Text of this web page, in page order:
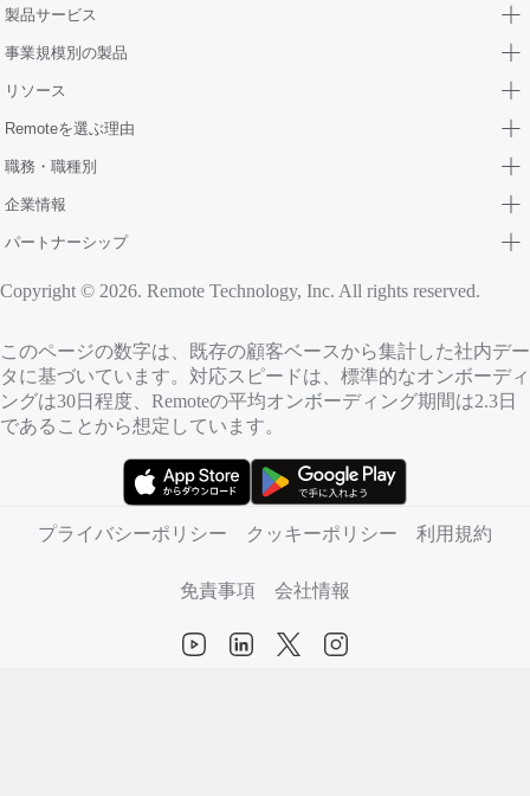
製品サービス
事業規模別の製品
リソース
Remoteを選ぶ理由
職務・職種別
企業情報
パートナーシップ
Copyright © 2026. Remote Technology, Inc. All rights reserved.
このページの数字は、既存の顧客ベースから集計した社内デー
タに基づいています。対応スピードは、標準的なオンボーディ
ングは30日程度、Remoteの平均オンボーディング期間は2.3日
であることから想定しています。
プライバシーポリシー
クッキーポリシー 利用規約
免責事項 会社情報